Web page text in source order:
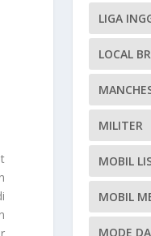
LIGA
LOCAL
MILITER
MOBIL
MOBIL
MODE